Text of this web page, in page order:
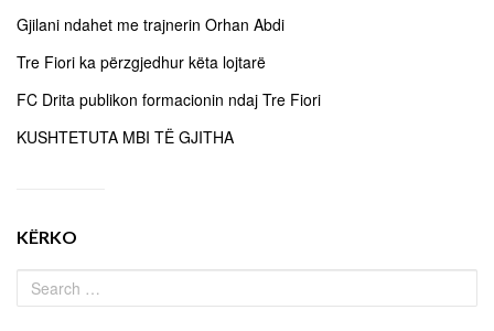
Gjilani ndahet me trajnerin Orhan Abdi
Tre Fiori ka përzgjedhur këta lojtarë
FC Drita publikon formacionin ndaj Tre Fiori
KUSHTETUTA MBI TË GJITHA
KËRKO